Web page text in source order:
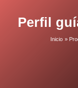
Perfil
Inicio